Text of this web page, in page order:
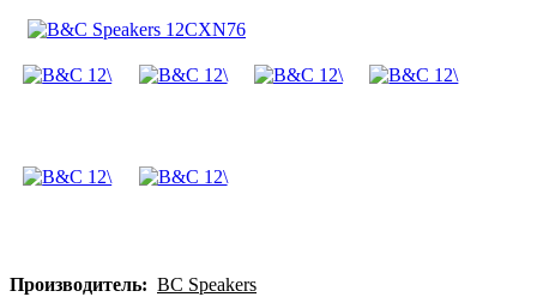
Производитель: BC Speakers